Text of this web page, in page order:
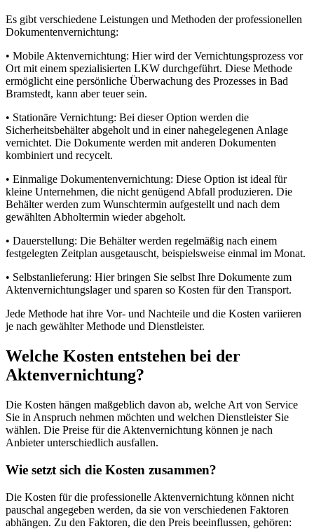
Es gibt verschiedene Leistungen und Methoden der professionellen
Dokumentenvernichtung:
• Mobile Aktenvernichtung: Hier wird der Vernichtungsprozess vor
Ort mit einem spezialisierten LKW durchgeführt. Diese Methode
ermöglicht eine persönliche Überwachung des Prozesses in Bad
Bramstedt, kann aber teuer sein.
• Stationäre Vernichtung: Bei dieser Option werden die
Sicherheitsbehälter abgeholt und in einer nahegelegenen Anlage
vernichtet. Die Dokumente werden mit anderen Dokumenten
kombiniert und recycelt.
• Einmalige Dokumentenvernichtung: Diese Option ist ideal für
kleine Unternehmen, die nicht genügend Abfall produzieren. Die
Behälter werden zum Wunschtermin aufgestellt und nach dem
gewählten Abholtermin wieder abgeholt.
• Dauerstellung: Die Behälter werden regelmäßig nach einem
festgelegten Zeitplan ausgetauscht, beispielsweise einmal im Monat.
• Selbstanlieferung: Hier bringen Sie selbst Ihre Dokumente zum
Aktenvernichtungslager und sparen so Kosten für den Transport.
Jede Methode hat ihre Vor- und Nachteile und die Kosten variieren
je nach gewählter Methode und Dienstleister.
Welche Kosten entstehen bei der
Aktenvernichtung?
Die Kosten hängen maßgeblich davon ab, welche Art von Service
Sie in Anspruch nehmen möchten und welchen Dienstleister Sie
wählen. Die Preise für die Aktenvernichtung können je nach
Anbieter unterschiedlich ausfallen.
Wie setzt sich die Kosten zusammen?
Die Kosten für die professionelle Aktenvernichtung können nicht
pauschal angegeben werden, da sie von verschiedenen Faktoren
abhängen. Zu den Faktoren, die den Preis beeinflussen, gehören: